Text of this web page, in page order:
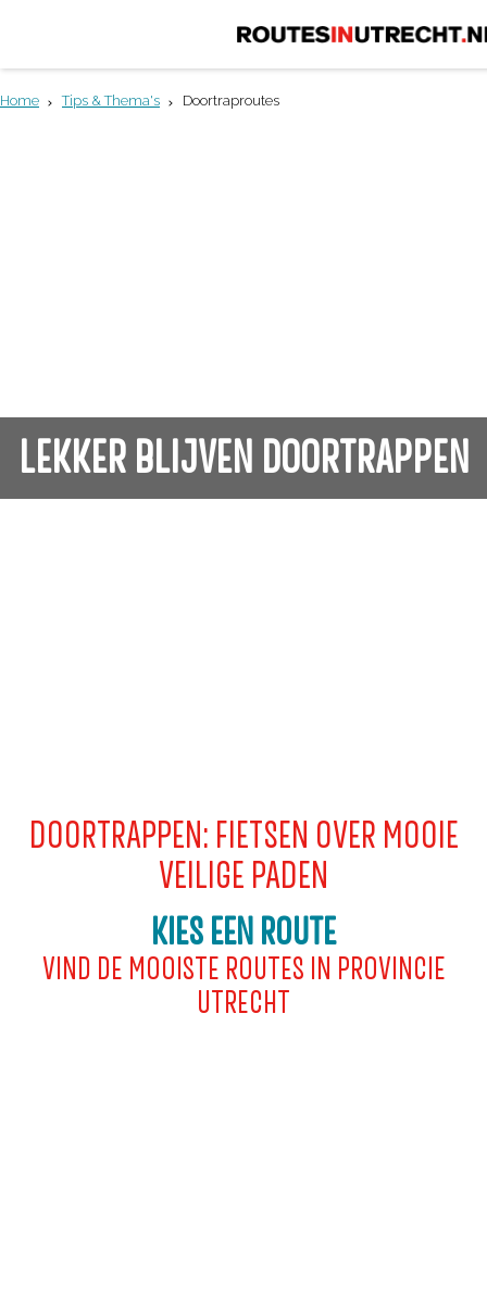
e
p
Home Tips & Thema's Doortraproutes
LEKKER BLIJVEN DOORTRAPPEN
DOORTRAPPEN: FIETSEN OVER MOOIE
VEILIGE PADEN
KIES EEN ROUTE
VIND DE MOOISTE ROUTES IN PROVINCIE
UTRECHT